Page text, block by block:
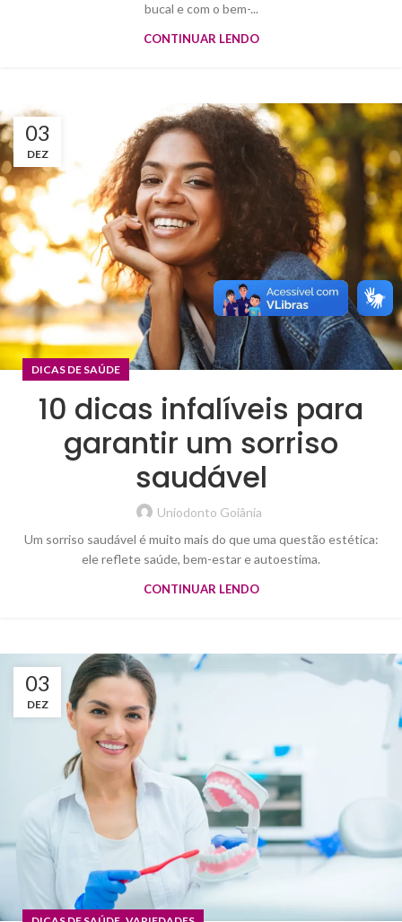
bucal e com o bem-...
CONTINUAR LENDO
03
DEZ
DICAS DE SAÚDE
10 dicas infalíveis para
garantir um sorriso
saudável
Uniodonto Goiânia
Um sorriso saudável é muito mais do que uma questão estética:
ele reflete saúde, bem-estar e autoestima.
CONTINUAR LENDO
03
DEZ